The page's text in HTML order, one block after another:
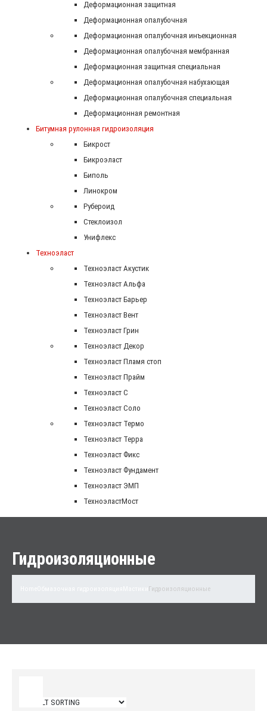
Деформационная защитная
Деформационная опалубочная
Деформационная опалубочная инъекционная
Деформационная опалубочная мембранная
Деформационная защитная специальная
Деформационная опалубочная набухающая
Деформационная опалубочная специальная
Деформационная ремонтная
Битумная рулонная гидроизоляция
Бикрост
Бикроэласт
Биполь
Линокром
Рубероид
Стеклоизол
Унифлекс
Техноэласт
Техноэласт Акустик
Техноэласт Альфа
Техноэласт Барьер
Техноэласт Вент
Техноэласт Грин
Техноэласт Декор
Техноэласт Пламя стоп
Техноэласт Прайм
Техноэласт С
Техноэласт Соло
Техноэласт Термо
Техноэласт Терра
Техноэласт Фикс
Техноэласт Фундамент
Техноэласт ЭМП
ТехноэластМост
Гидроизоляционные
Гидроизоляционные